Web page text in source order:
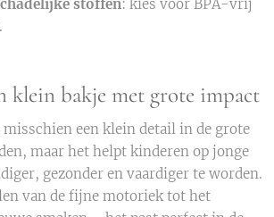
stoffen: kies voor BPA-vrij
klein bakje met grote impact
misschien een klein detail in de grote
maar het helpt kinderen op jonge
gezonder en vaardiger te worden.
van de fijne motoriek tot het